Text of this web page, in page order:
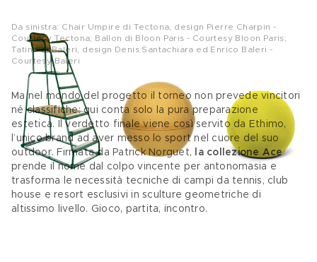
Da sinistra: Chair Umpire di Tectona, design Pierre Charpin -
Courtesy Tectona; Ballon di Bloon Paris - Courtesy Bloon Paris;
Tatino di Baleri, design Denis Santachiara ed Enrico Baleri -
Courtesy Baleri
Ma nel mondo del progetto il torneo non prevede vincitori
né classifiche: qui conta solo la pura preparazione
estetica. Il verdetto finale viene così servito da Ethimo,
l’unico brand ad aver messo lo sport nel cuore del suo
outdoor. Firmata da Patrick Norguet, la collezione Ace
prende il nome dal colpo vincente per antonomasia e
trasforma le necessità tecniche di campi da tennis, club
house e resort esclusivi in sculture geometriche di
altissimo livello. Gioco, partita, incontro.